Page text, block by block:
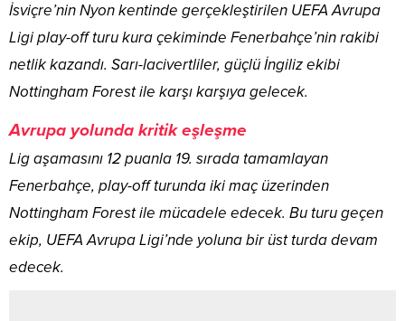
İsviçre’nin Nyon kentinde gerçekleştirilen UEFA Avrupa
Ligi play-off turu kura çekiminde Fenerbahçe’nin rakibi
netlik kazandı. Sarı-lacivertliler, güçlü İngiliz ekibi
Nottingham Forest ile karşı karşıya gelecek.
Avrupa yolunda kritik eşleşme
Lig aşamasını 12 puanla 19. sırada tamamlayan
Fenerbahçe, play-off turunda iki maç üzerinden
Nottingham Forest ile mücadele edecek. Bu turu geçen
ekip, UEFA Avrupa Ligi’nde yoluna bir üst turda devam
edecek.